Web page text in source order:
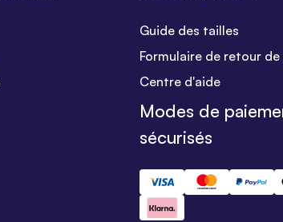
Guide des tailles
Formulaire de retour
Centre d'aide
Modes de
sécurisés